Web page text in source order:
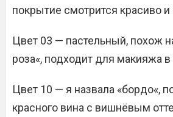
покрытие смотрится красиво и
Цвет 03 — пастельный, похож
роза«, подходит для макияжа
Цвет 10 — я назвала «бордо«,
красного вина с вишнёвым